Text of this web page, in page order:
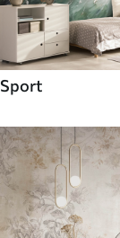
Sport